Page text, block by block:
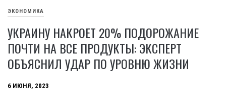
ЭКОНОМИКА
УКРАИНУ НАКРОЕТ 20% ПОДОРОЖАНИЕ
ПОЧТИ НА ВСЕ ПРОДУКТЫ: ЭКСПЕРТ
ОБЪЯСНИЛ УДАР ПО УРОВНЮ ЖИЗНИ
6 ИЮНЯ, 2023